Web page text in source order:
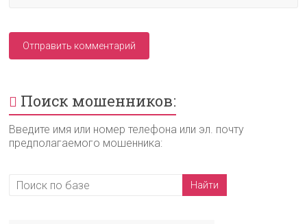
Поиск мошенников:
Введите имя или номер телефона или эл. почту
предполагаемого мошенника: